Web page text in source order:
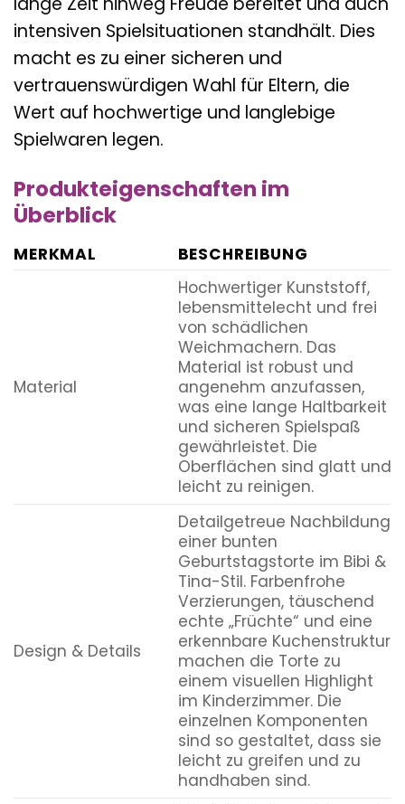
intensiven Spielsituationen standhält. Dies
macht es zu einer sicheren und
vertrauenswürdigen Wahl für Eltern, die
Wert auf hochwertige und langlebige
Spielwaren legen.
Produkteigenschaften im
Überblick
MERKMAL BESCHREIBUNG
Material
Hochwertiger Kunststoff,
lebensmittelecht und frei
von schädlichen
Weichmachern. Das
Material ist robust und
angenehm anzufassen,
was eine lange Haltbarkeit
und sicheren Spielspaß
gewährleistet. Die
Oberflächen sind glatt und
leicht zu reinigen.
Design & Details
Detailgetreue Nachbildung
einer bunten
Geburtstagstorte im Bibi &
Tina-Stil. Farbenfrohe
Verzierungen, täuschend
echte „Früchte“ und eine
erkennbare Kuchenstruktur
machen die Torte zu
einem visuellen Highlight
im Kinderzimmer. Die
einzelnen Komponenten
sind so gestaltet, dass sie
leicht zu greifen und zu
handhaben sind.